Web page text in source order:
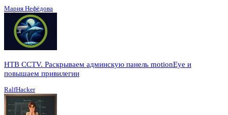
Мария Нефёдова
HTB CCTV. Раскрываем админскую панель motionEye и
повышаем привилегии
RalfHacker